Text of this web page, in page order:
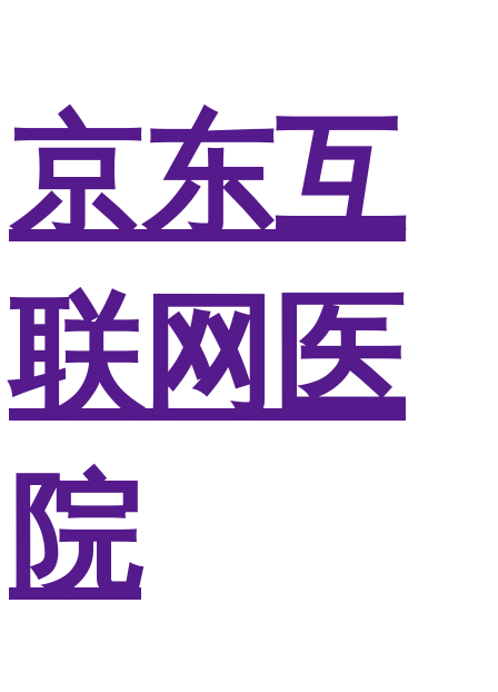
京东互
联网医
院